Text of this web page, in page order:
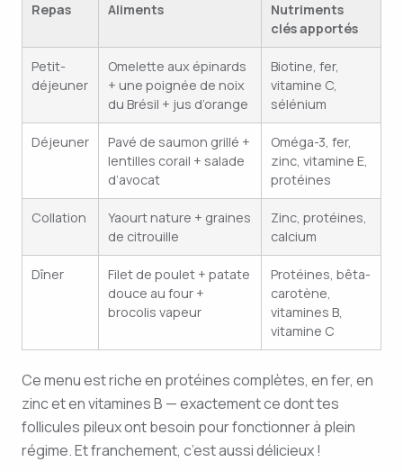
Repas Aliments
Nutriments
clés apportés
Petit-
déjeuner
Omelette aux épinards
+ une poignée de noix
du Brésil + jus d’orange
Biotine, fer,
vitamine C,
sélénium
Déjeuner
Pavé de saumon grillé +
lentilles corail + salade
d’avocat
Oméga-3, fer,
zinc, vitamine E,
protéines
Collation
Yaourt nature + graines
de citrouille
Zinc, protéines,
calcium
Dîner
Filet de poulet + patate
douce au four +
brocolis vapeur
Protéines, bêta-
carotène,
vitamines B,
vitamine C
Ce menu est riche en protéines complètes, en fer, en
zinc et en vitamines B — exactement ce dont tes
follicules pileux ont besoin pour fonctionner à plein
régime. Et franchement, c’est aussi délicieux !